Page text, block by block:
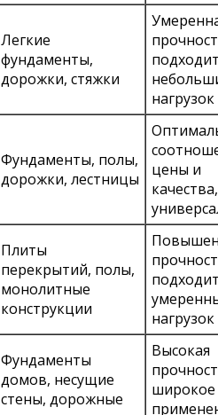
Легкие
фундаменты,
дорожки, стяжки
нагрузок
Фундаменты, полы,
дорожки, лестницы
цены и
качества,
Плиты
перекрытий, полы,
монолитные
конструкции
нагрузок
Фундаменты
домов, несущие
стены, дорожные
Высокая
широкое